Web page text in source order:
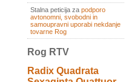
Stalna peticija za podporo
avtonomni, svobodni in
samoupravni uporabi nekdanje
tovarne Rog
Rog RTV
Radix Quadrata